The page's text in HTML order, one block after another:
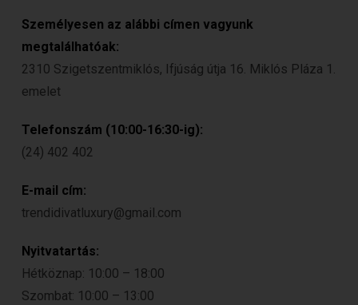
Személyesen az alábbi címen vagyunk
megtalálhatóak:
2310 Szigetszentmiklós, Ifjúság útja 16. Miklós Pláza 1.
emelet
Telefonszám (10:00-16:30-ig):
(24) 402 402
E-mail cím:
trendidivatluxury@gmail.com
Nyitvatartás:
Hétköznap: 10:00 – 18:00
Szombat: 10:00 – 13:00